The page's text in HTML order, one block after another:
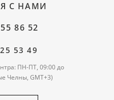
С НАМИ
86 52
53 49
ПН-ПТ, 09:00 до
Челны, GMT+3)